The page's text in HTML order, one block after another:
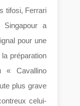
tifosi, Ferrari
a
pour une
préparation
« Cavallino
plus grave
celui-